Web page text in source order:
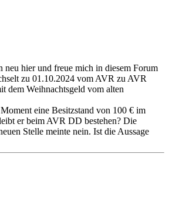
hier und freue mich in diesem Forum
zu 01.10.2024 vom AVR zu AVR
dem Weihnachtsgeld vom alten
eine Besitzstand von 100 € im
er beim AVR DD bestehen? Die
Stelle meinte nein. Ist die Aussage